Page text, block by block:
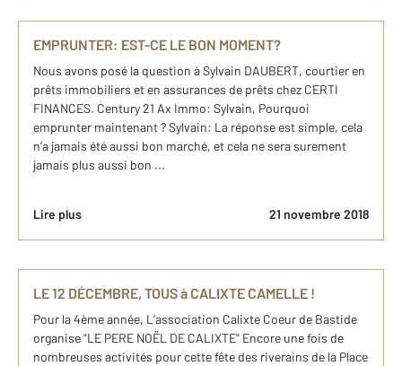
EMPRUNTER: EST-CE LE BON MOMENT?
Nous avons posé la question à Sylvain DAUBERT, courtier en
prêts immobiliers et en assurances de prêts chez CERTI
FINANCES. Century 21 Ax Immo: Sylvain, Pourquoi
emprunter maintenant ? Sylvain: La réponse est simple, cela
n’a jamais été aussi bon marché, et cela ne sera surement
jamais plus aussi bon ...
Lire plus 21 novembre 2018
LE 12 DÉCEMBRE, TOUS à CALIXTE CAMELLE !
Pour la 4ème année, L’association Calixte Coeur de Bastide
organise "LE PERE NOËL DE CALIXTE" Encore une fois de
nombreuses activités pour cette fête des riverains de la Place